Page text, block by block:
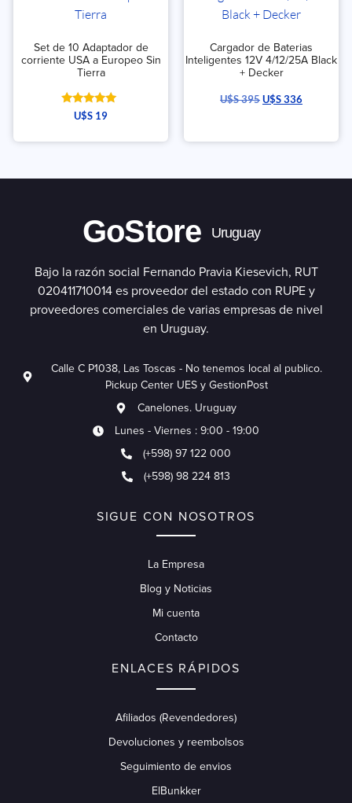
Set de 10 Adaptador de
corriente USA a Europeo Sin
Tierra
Valorado
con
de 5
U$S 19
Cargador de Baterias
Inteligentes 12V 4/12/25A Black
+ Decker
U$S395U$S336
GoStore Uruguay
Bajo la razón social Fernando Pravia Kiesevich, RUT
020411710014 es proveedor del estado con RUPE y
proveedores comerciales de varias empresas de nivel
en Uruguay.
Calle C P1038, Las Toscas - No tenemos local al publico.
Pickup Center UES y GestionPost
Canelones. Uruguay
Lunes - Viernes : 9:00 - 19:00
(+598) 97 122 000
(+598) 98 224 813
SIGUE CON NOSOTROS
La Empresa
Blog y Noticias
Mi cuenta
Contacto
ENLACES RÁPIDOS
Afiliados (Revendedores)
Devoluciones y reembolsos
Seguimiento de envios
ElBunkker